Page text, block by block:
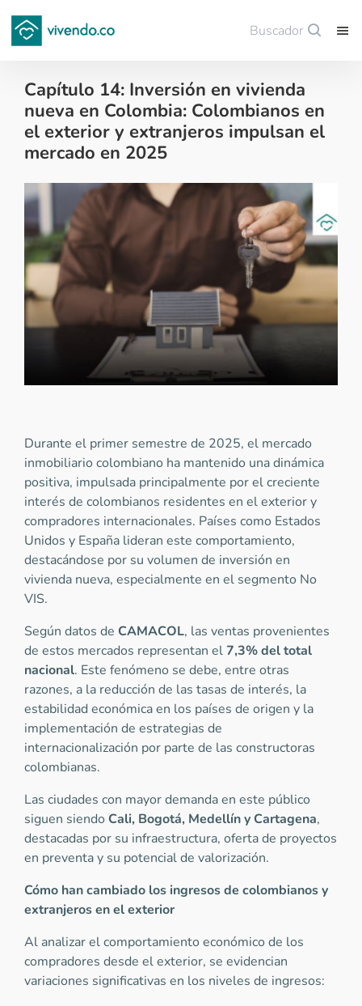
Buscador
Capítulo 14: Inversión en vivienda
nueva en Colombia: Colombianos en
el exterior y extranjeros impulsan el
mercado en 2025
Data Vivendo - 2025-07-31
Durante el primer semestre de 2025, el mercado
inmobiliario colombiano ha mantenido una dinámica
positiva, impulsada principalmente por el creciente
interés de colombianos residentes en el exterior y
compradores internacionales. Países como Estados
Unidos y España lideran este comportamiento,
destacándose por su volumen de inversión en
vivienda nueva, especialmente en el segmento No
VIS.
Según datos de CAMACOL, las ventas provenientes
de estos mercados representan el7,3% del total
nacional. Este fenómeno se debe, entre otras
razones, a la reducción de las tasas de interés, la
estabilidad económica en los países de origen y la
implementación de estrategias de
internacionalización por parte de las constructoras
colombianas.
Las ciudades con mayor demanda en este público
siguen siendo Cali, Bogotá, Medellín y Cartagena,
destacadas por su infraestructura, oferta de proyectos
en preventa y su potencial de valorización.
Cómo han cambiado los ingresos de colombianos y
extranjeros en el exterior
Al analizar el comportamiento económico de los
compradores desde el exterior, se evidencian
variaciones significativas en los niveles de ingresos:
Guardar